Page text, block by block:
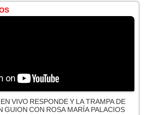
VIVO RESPONDE Y LA TRAMPA DE
GUION CON ROSA MARÍA PALACIOS